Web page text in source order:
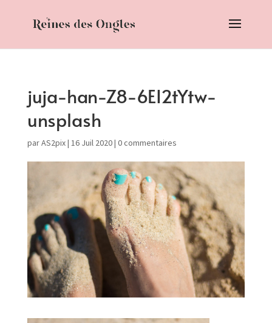
juja-han-Z8-6EI2tYtw-
unsplash
parAS2pix| 16 Juil 2020| 0 commentaires